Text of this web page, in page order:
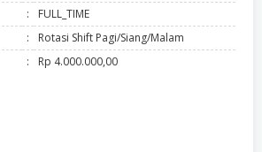
:
FULL_TIME
:
Rotasi Shift Pagi/Siang/Malam
: Rp 4.000.000,00